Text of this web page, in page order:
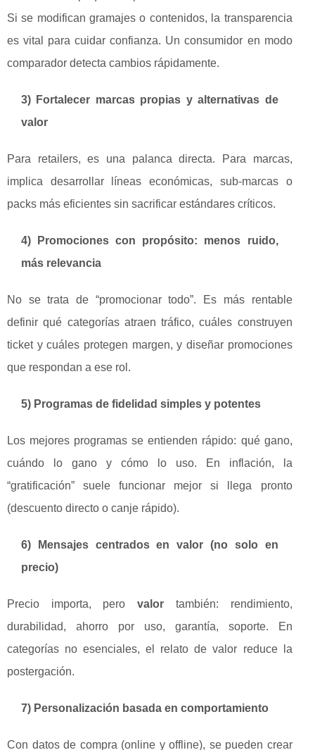
Si se modifican gramajes o contenidos, la transparencia
es vital para cuidar confianza. Un consumidor en modo
comparador detecta cambios rápidamente.
3) Fortalecer marcas propias y alternativas de
valor
Para retailers, es una palanca directa. Para marcas,
implica desarrollar líneas económicas, sub-marcas o
packs más eficientes sin sacrificar estándares críticos.
4) Promociones con propósito: menos ruido,
más relevancia
No se trata de “promocionar todo”. Es más rentable
definir qué categorías atraen tráfico, cuáles construyen
ticket y cuáles protegen margen, y diseñar promociones
que respondan a ese rol.
5) Programas de fidelidad simples y potentes
Los mejores programas se entienden rápido: qué gano,
cuándo lo gano y cómo lo uso. En inflación, la
“gratificación” suele funcionar mejor si llega pronto
(descuento directo o canje rápido).
6) Mensajes centrados en valor (no solo en
precio)
Precio importa, perovalor también: rendimiento,
durabilidad, ahorro por uso, garantía, soporte. En
categorías no esenciales, el relato de valor reduce la
postergación.
7) Personalización basada en comportamiento
Con datos de compra (online y offline), se pueden crear